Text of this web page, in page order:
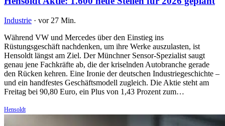
Industrie · vor 27 Min.
Während VW und Mercedes über den Einstieg ins
Rüstungsgeschäft nachdenken, um ihre Werke auszulasten, ist
Hensoldt längst am Ziel. Der Münchner Sensor-Spezialist saugt
genau jene Fachkräfte ab, die der kriselnden Autobranche gerade
den Rücken kehren. Eine Ironie der deutschen Industriegeschichte –
und ein handfestes Geschäftsmodell zugleich. Die Aktie steht am
Freitag bei 90,80 Euro, ein Plus von 1,43 Prozent zum…
Hensoldt